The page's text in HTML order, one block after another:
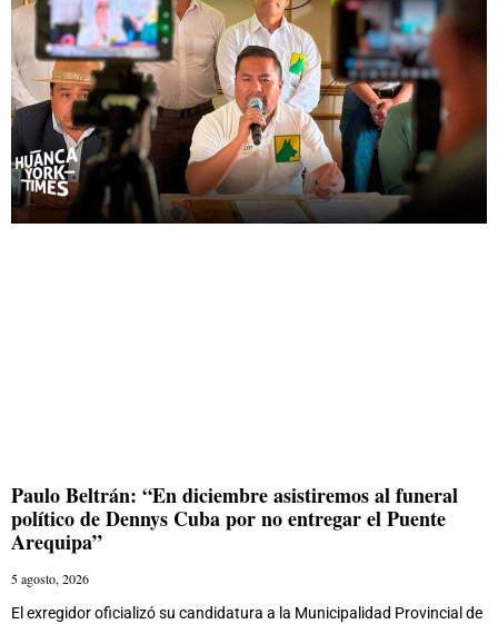
Paulo Beltrán: “En diciembre asistiremos al funeral
político de Dennys Cuba por no entregar el Puente
Arequipa”
5 agosto, 2026
El exregidor oficializó su candidatura a la Municipalidad Provincial de